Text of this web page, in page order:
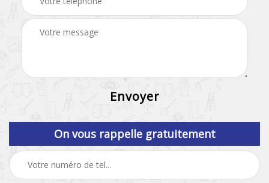
On vous rappelle gratuitement